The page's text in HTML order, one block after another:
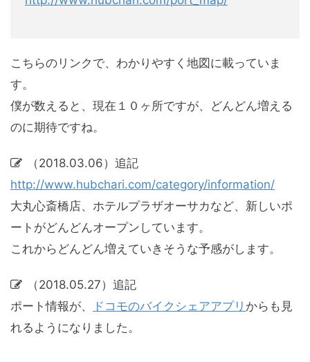
こちらのリンクで、わかりやすく地図に載っていま
す。
僕が数えると、現在１０ヶ所ですが、どんどん増える
のに期待ですね。
（2018.03.06）追記
http://www.hubchari.com/category/information/
大丸心斎橋店、ホテルプラザオーサカなど、新しいポ
ートがどんどんオープンしています。
これからどんどん増えていきそうな予感がします。
（2018.05.27）追記
ポート情報が、
ドコモのバイクシェアアプリ からも見
れるようになりました。